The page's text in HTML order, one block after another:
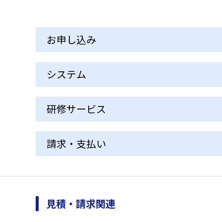
お申し込み
研修申込方法・締切
システム
ユーザー登録・変更
研修サービス
プライベート研修・カスタマ
イズ研修
請求・支払い
見積・請求関連